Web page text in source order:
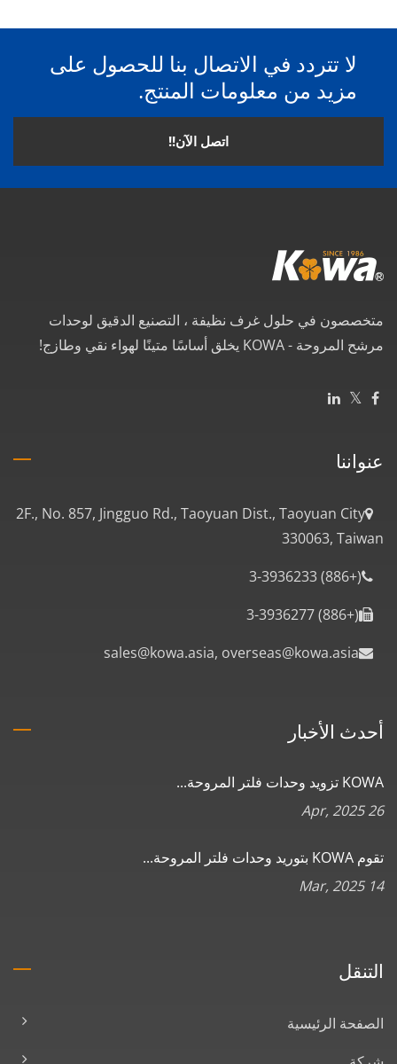
لا تتردد في الاتصال بنا للحصول على
مزيد من معلومات المنتج.
اتصل الآن!!
متخصصون في حلول غرف نظيفة ، التصنيع الدقيق لوحدات
مرشح المروحة - KOWA يخلق أساسًا متينًا لهواء نقي وطازج!
عنواننا
2F., No. 857, Jingguo Rd., Taoyuan Dist., Taoyuan City
330063, Taiwan
(+886) 3-3936233
(+886) 3-3936277
sales@kowa.asia, overseas@kowa.asia
أحدث الأخبار
KOWA تزويد وحدات فلتر المروحة...
26 Apr, 2025
تقوم KOWA بتوريد وحدات فلتر المروحة...
14 Mar, 2025
التنقل
الصفحة الرئيسية